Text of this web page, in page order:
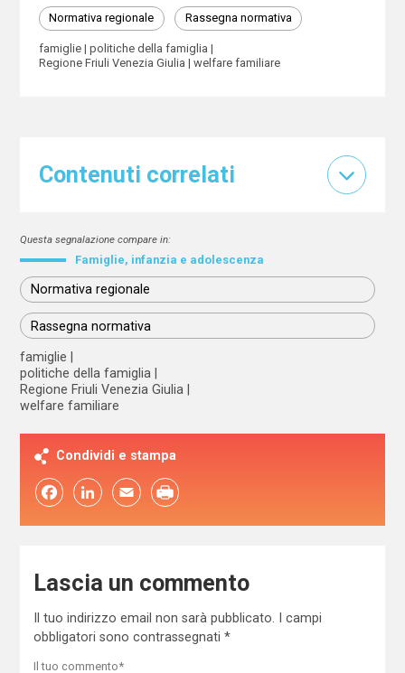
Normativa regionale Rassegna normativa
famiglie
politiche della famiglia
Regione Friuli Venezia Giulia
welfare familiare
Contenuti correlati
Questa segnalazione compare in:
Famiglie, infanzia e adolescenza
Normativa regionale
Rassegna normativa
famiglie
politiche della famiglia
Regione Friuli Venezia Giulia
welfare familiare
Condividi e stampa
FacebookLinkedIn Email
Lascia un commento
Il tuo indirizzo email non sarà pubblicato.
I campi
obbligatori sono contrassegnati *